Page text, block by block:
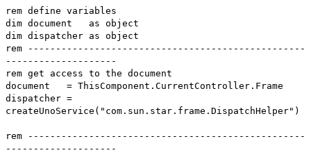
rem define variables
dim document as object
dim dispatcher as object
rem --------------------------------------------------
--------------------
rem get access to the document
document = ThisComponent.CurrentController.Frame
dispatcher =
createUnoService("com.sun.star.frame.DispatchHelper")
rem --------------------------------------------------
--------------------